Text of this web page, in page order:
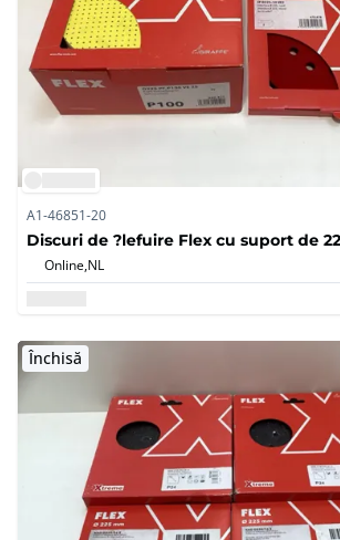
A1-46851-20
Discuri de ?lefuire Flex cu suport de
Online,NL
Închisă